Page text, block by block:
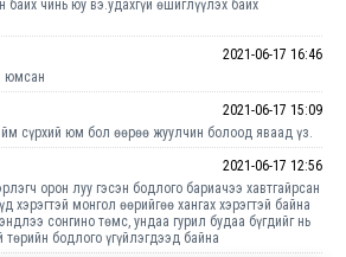
байх чинь юу вэ.удахгүй өшиглүүлэх байх
2021-06-17 16:46
юмсан
2021-06-17 15:09
сүрхий юм бол өөрөө жуулчин болоод яваад үз.
2021-06-17 12:56
орон луу гэсэн бодлого бариачээ хавтгайрсан
хэрэгтэй монгол өөрийгөө хангах хэрэгтэй байна
сонгино төмс, ундаа гурил будаа бүгдийг нь
бодлого үгүйлэгдээд байна